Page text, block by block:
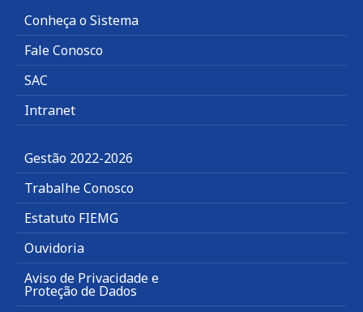
Conheça o Sistema
Fale Conosco
SAC
Intranet
Gestão 2022-2026
Trabalhe Conosco
Estatuto FIEMG
Ouvidoria
Aviso de Privacidade e
Proteção de Dados